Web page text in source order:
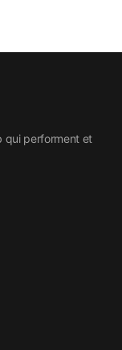
qui performent et